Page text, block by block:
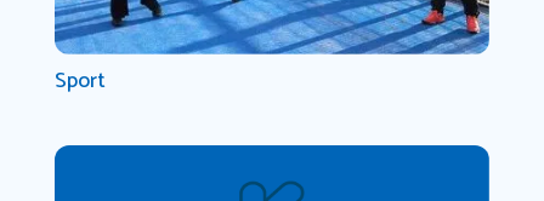
Sport